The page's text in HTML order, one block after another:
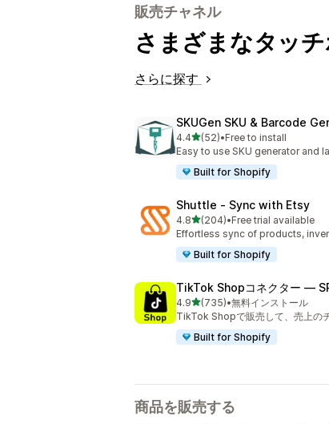
販売チャネル
さまざまなタッ
さらに探す
SKUGen SKU & Barcode
4.45つ星中
(52)
合計レビュー数：52件
•Free to install
Easy to use SKU generator and
Built for Shopify
Shuttle ‑ Sync with Etsy
4.85つ星中
(204)
合計レビュー数：204件
•Free trial available
Effortless sync of products,
Built for Shopify
TikTok Shopコネクター —
4.95つ星中
(735)
合計レビュー数：735件
•無料インストール
TikTok Shopで販売して、売上の
Built for Shopify
商品を販売する